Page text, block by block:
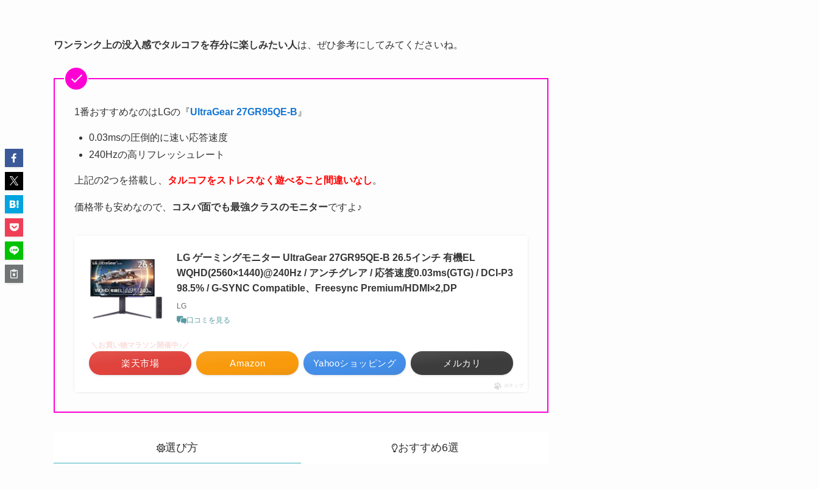
ワンランク上の没入感でタルコフを存分に楽しみたい人は、ぜひ参考にしてみてくださいね。
1番おすすめなのはLGの『UltraGear 27GR95QE-B 』
0.03msの圧倒的に速い応答速度
240Hzの高リフレッシュレート
上記の2つを搭載し、 タルコフをストレスなく遊べること間違いなし 。
価格帯も安めなので、 コスパ面でも最強クラスのモニターですよ♪
LG ゲーミングモニター UltraGear 27GR95QE-B 26.5インチ 有機EL
WQHD(2560×1440)@240Hz / アンチグレア / 応答速度0.03ms(GTG) / DCI-P3
98.5% / G-SYNC Compatible、Freesync Premium/HDMI×2,DP
LG
口コミを見る
Amazon
＼お買い物マラソン開催中♪／
楽天市場 Yahooショッピング メルカリ
ポチップ
選び方 おすすめ6選